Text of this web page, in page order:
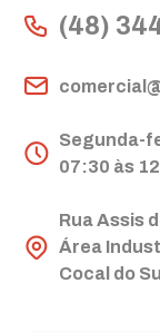
(48)
Segunda-
07:30 às
Rua Assis
Área
Cocal do